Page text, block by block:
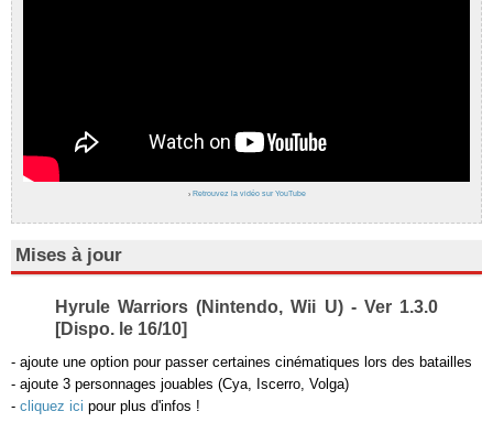
› Retrouvez la vidéo sur YouTube
Mises à jour
Hyrule Warriors (Nintendo, Wii U) - Ver 1.3.0
[Dispo. le 16/10]
- ajoute une option pour passer certaines cinématiques lors des batailles
- ajoute 3 personnages jouables (Cya, Iscerro, Volga)
- cliquez ici pour plus d'infos !